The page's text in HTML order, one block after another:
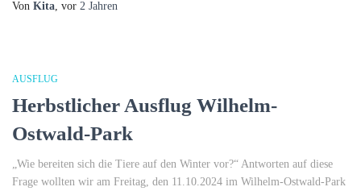
Von Kita, vor 2 Jahren
AUSFLUG
Herbstlicher Ausflug Wilhelm-
Ostwald-Park
„Wie bereiten sich die Tiere auf den Winter vor?“ Antworten auf diese
Frage wollten wir am Freitag, den 11.10.2024 im Wilhelm-Ostwald-Park